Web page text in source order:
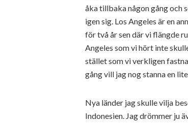
åka tillbaka någon gång och
igen sig. Los Angeles är en
för två år sen där vi flängde
Angeles som vi hört inte
stället som vi verkligen
gång vill jag nog stanna en
Nya länder jag skulle vilja
Indonesien. Jag drömmer ju